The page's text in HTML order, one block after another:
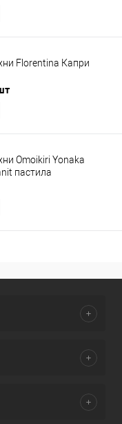
Florentina Капри
Omoikiri Yonaka
пастила